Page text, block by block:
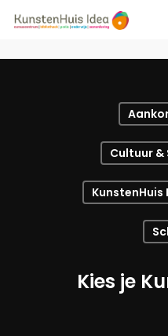
druk op ESC om te
Cultuur &
KunstenHuis
Kies je